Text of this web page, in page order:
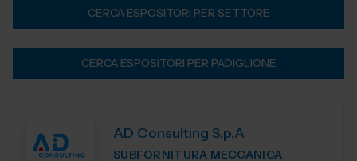
CERCA ESPOSITORI PER SETTORE
CERCA ESPOSITORI PER PADIGLIONE
AD Consulting S.p.A
SUBFORNITURA MECCANICA